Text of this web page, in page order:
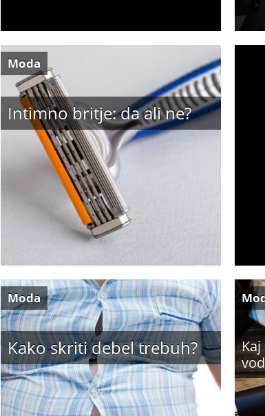
Intimno britje: da ali ne?
Moda
Kako skriti debel trebuh?
Moda